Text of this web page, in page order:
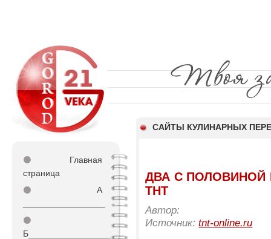
САЙТЫ КУЛИНАРНЫХ
⚫
Главная
страница
⚫
А
⚫
Б_________________
ДВА С ПОЛОВИНОЙ
ТНТ
Автор:
Источник:tnt-online.ru